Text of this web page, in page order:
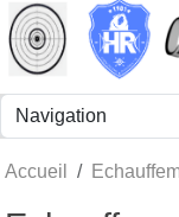
Accueil
Panneau de gestion